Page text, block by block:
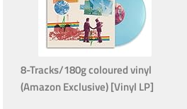
8-Tracks/180g coloured vinyl
(Amazon Exclusive) [Vinyl LP]